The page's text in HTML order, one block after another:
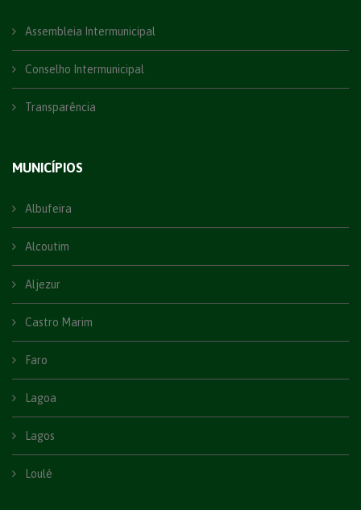
Assembleia Intermunicipal
Conselho Intermunicipal
Transparência
MUNICÍPIOS
Albufeira
Alcoutim
Aljezur
Castro Marim
Faro
Lagoa
Lagos
Loulé